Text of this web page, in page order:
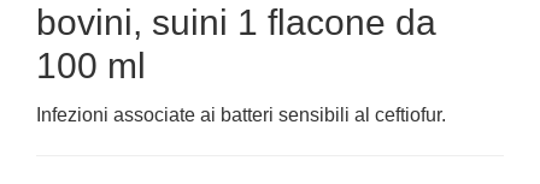
bovini, suini 1 flacone da
100 ml
Infezioni associate ai batteri sensibili al ceftiofur.